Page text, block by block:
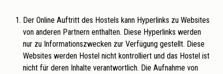
Der Online Auftritt des Hostels kann Hyperlinks zu Websites
von anderen Partnern enthalten. Diese Hyperlinks werden
nur zu Informationszwecken zur Verfügung gestellt. Diese
Websites werden Hostel nicht kontrolliert und das Hostel ist
nicht für deren Inhalte verantwortlich. Die Aufnahme von